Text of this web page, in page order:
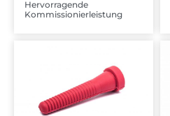
Hervorragende
Kommissionierleistung